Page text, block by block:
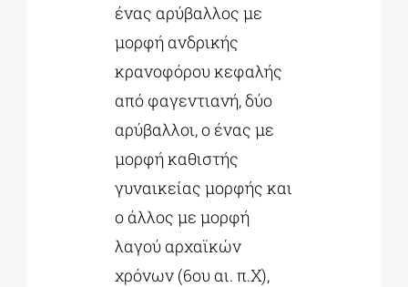
ένας αρύβαλλος με
μορφή ανδρικής
κρανοφόρου κεφαλής
από φαγεντιανή, δύο
αρύβαλλοι, ο ένας με
μορφή καθιστής
γυναικείας μορφής και
ο άλλος με μορφή
λαγού αρχαϊκών
χρόνων (6ου αι. π.Χ),